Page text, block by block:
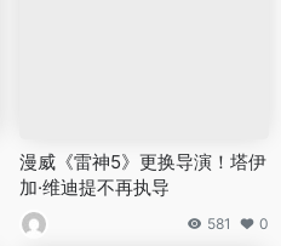
漫威《雷神5》更换导演！塔伊
加·维迪提不再执导
581 0